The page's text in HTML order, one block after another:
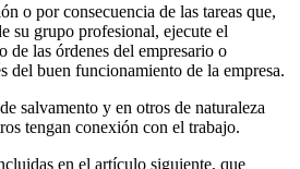
o por consecuencia de las tareas que,
su grupo profesional, ejecute el
de las órdenes del empresario o
del buen funcionamiento de la empresa.
salvamento y en otros de naturaleza
tengan conexión con el trabajo.
en el artículo siguiente, que